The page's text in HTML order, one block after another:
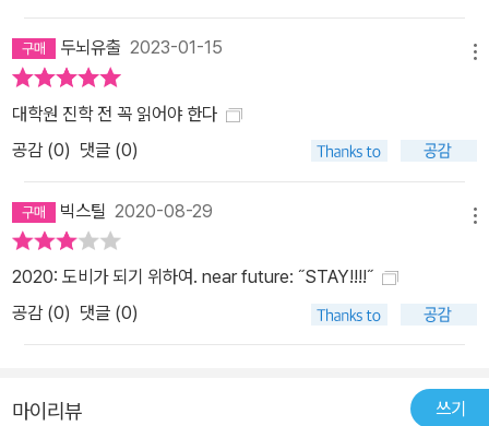
저 감사합니다. -Anonymous 교수님께 제가 맨날 갈굼 당하는 이유
를 알게 되었습니다. -Nuno Bettencourt
두뇌유출 2023-01-15
대학원 진학 전 꼭 읽어야 한다
공감 (0) 댓글 (0)
빅스틸 2020-08-29
2020: 도비가 되기 위하여. near future: ˝STAY!!!!˝
공감 (0) 댓글 (0)
마이리뷰 쓰기